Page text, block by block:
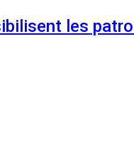
les